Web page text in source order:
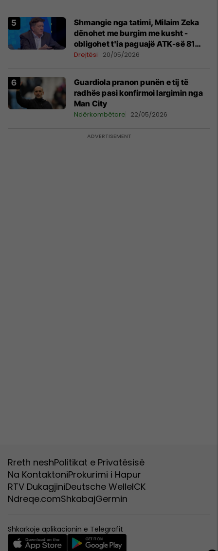
Shmangie nga tatimi, Milaim Zeka
dënohet me burgim me kusht -
obligohet t'ia paguajë ATK-së 81
mijë euro
Drejtësi 20/05/2026
Guardiola pranon punën e tij të
radhës pasi konfirmoi largimin nga
Man City
Ndërkombëtare 22/05/2026
Rreth neshPolitikat e Privatësisë
Na KontaktoniProkurimi i Hapur
RTV DukagjiniDeutsche WelleICK
Ndreqe.comShkabajGermin
Shkarkoje aplikacionin e Telegrafit